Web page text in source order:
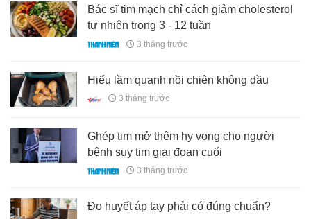
Bác sĩ tim mạch chỉ cách giảm cholesterol
tự nhiên trong 3 - 12 tuần
3 tháng trước
Hiểu lầm quanh nồi chiên không dầu
3 tháng trước
Ghép tim mở thêm hy vọng cho người
bệnh suy tim giai đoạn cuối
3 tháng trước
Đo huyết áp tay phải có đúng chuẩn?